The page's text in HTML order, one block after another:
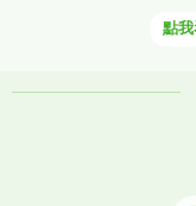
其他優惠
點